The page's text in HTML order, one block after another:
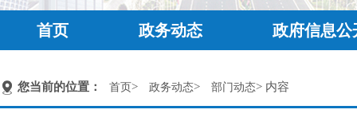
首页 政务动态 政府信息公
您当前的位置： 首页> 政务动态> 部门动态> 内容